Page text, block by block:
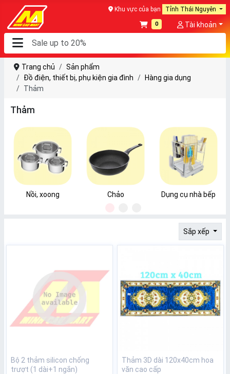
Khu vực của bạn Tỉnh Thái Nguyên
0 Tài khoản
Trang chủ
Sản phẩm
Đồ điện, thiết bị, phụ kiện gia đình
Hàng gia dụng
Thảm
Thảm
Nồi, xoong Chảo
Dụng cụ nhà bếp
Sắp xếp
Bộ 2 thảm silicon chống
trượt (1 dài+1 ngắn)
Thảm 3D dài 120x40cm hoa
văn cao cấp